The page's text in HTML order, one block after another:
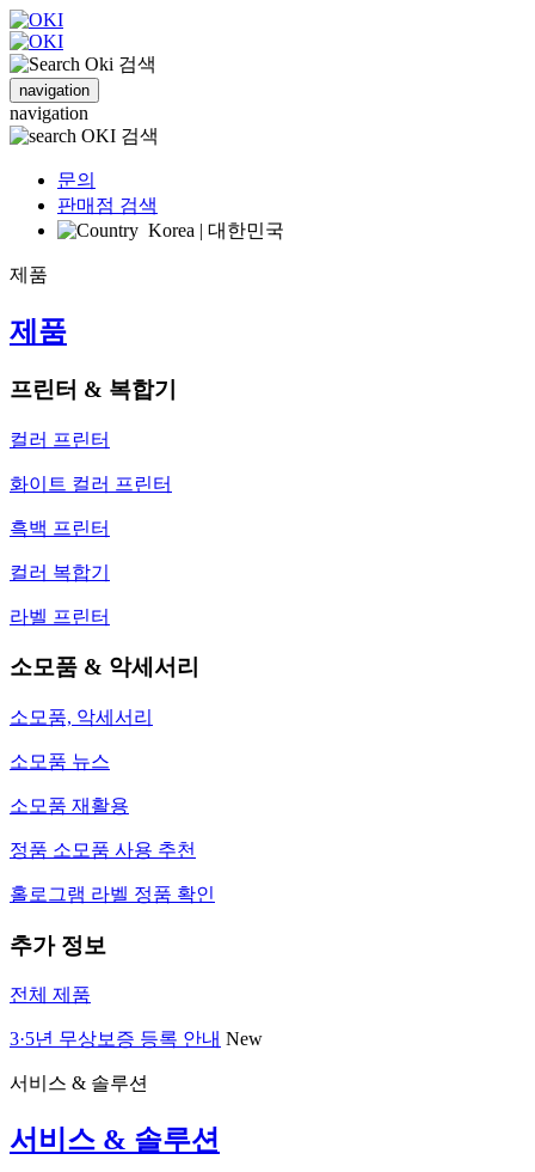
검색
navigation
navigation
검색
문의
판매점 검색
Korea | 대한민국
제품
제품
프린터 & 복합기
컬러 프린터
화이트 컬러 프린터
흑백 프린터
컬러 복합기
라벨 프린터
소모품 & 악세서리
소모품, 악세서리
소모품 뉴스
소모품 재활용
정품 소모품 사용 추천
홀로그램 라벨 정품 확인
추가 정보
전체 제품
3·5년 무상보증 등록 안내 New
서비스 & 솔루션
서비스 & 솔루션